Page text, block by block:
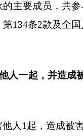
主要成员，共
第134条2款及全
人一起，并造成
人 1 起，造成被